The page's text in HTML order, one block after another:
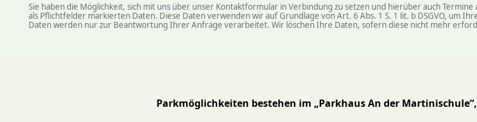
Sie haben die Möglichkeit, sich mit uns über unser Kontaktformular in Verbindung zu setzen und hierüber auch
als Pflichtfelder markierten Daten. Diese Daten verwenden wir auf Grundlage von Art. 6 Abs. 1 S. 1 lit. b DSGVO, um
Daten werden nur zur Beantwortung Ihrer Anfrage verarbeitet. Wir löschen Ihre Daten, sofern diese nicht mehr
Park­möglich­keiten bestehen im „Park­haus An der